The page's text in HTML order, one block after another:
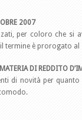
2007
per coloro che si
termine è prorogato al
DI REDDITO
di novità per